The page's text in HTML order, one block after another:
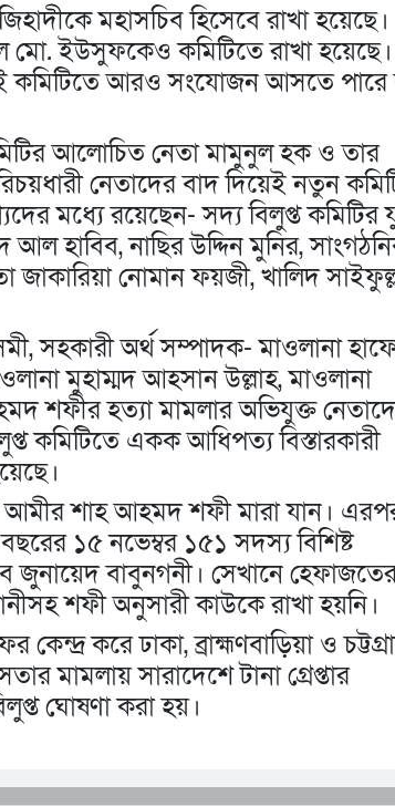
মহাসচিব হিসেবে রাখা হয়েছে।
ইউসুফকেও কমিটিতে রাখা হয়েছে।
কমিটিতে আরও সংযোজন আসতে পারে
আলোচিত নেতা মামুনুল হক ও তার
নেতাদের বাদ দিয়েই নতুন
মধ্যে রয়েছেন- সদ্য বিলুপ্ত কমিটির
হাবিব, নাছির উদ্দিন মুনির,
নোমান ফয়জী, খালিদ
সহকারী অর্থ সম্পাদক- মাওলানা
মুহাম্মদ আহসান উল্লাহ, মাওলানা
শফীর হত্যা মামলার অভিযুক্ত
কমিটিতে একক আধিপত্য বিস্তারকারী
আমীর শাহ আহমদ শফী মারা যান।
১৫ নভেম্বর ১৫১ সদস্য বিশিষ্ট
জুনায়েদ বাবুনগনী। সেখানে
শফী অনুসারী কাউকে রাখা হয়নি।
কেন্দ্র করে ঢাকা, ব্রাহ্মণবাড়িয়া ও
মামলায় সারাদেশে টানা গ্রেপ্তার
ঘোষণা করা হয়।